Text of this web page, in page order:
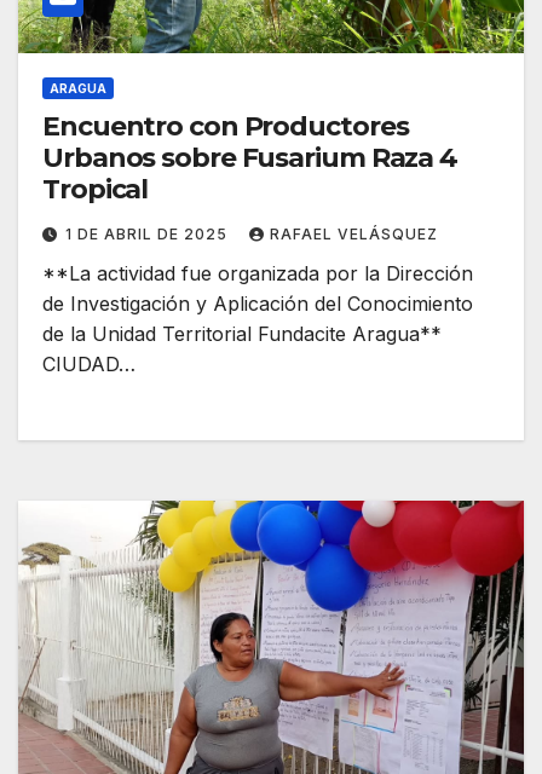
ARAGUA
Encuentro con Productores
Urbanos sobre Fusarium Raza 4
Tropical
1 DE ABRIL DE 2025 RAFAEL VELÁSQUEZ
**La actividad fue organizada por la Dirección
de Investigación y Aplicación del Conocimiento
de la Unidad Territorial Fundacite Aragua**
CIUDAD…